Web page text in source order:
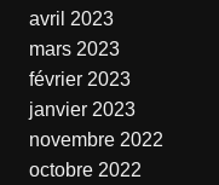
avril 2023
mars 2023
février 2023
janvier 2023
novembre 2022
octobre 2022